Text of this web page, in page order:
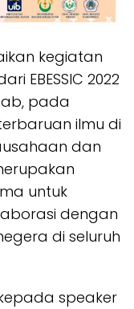
kegiatan
EBESSIC 2022
pada
ilmu di
dan
untuk
dengan
di seluruh
speaker